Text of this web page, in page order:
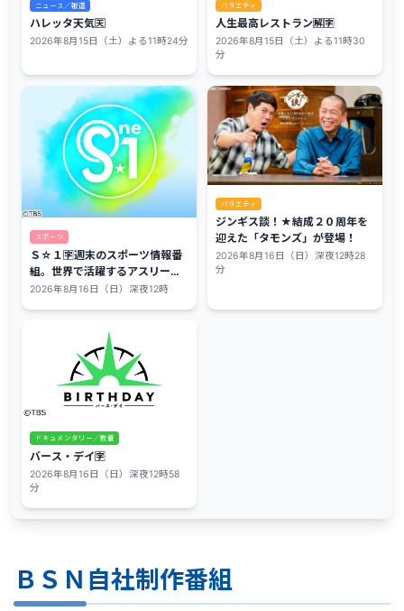
ニュース／報道
ハレッタ天気🈗
2026年8月15日（土）よる11時24分
バラエティ
人生最高レストラン🈖🈑
2026年8月15日（土）よる11時30
分
スポーツ
Ｓ☆１🈑週末のスポーツ情報番
組。世界で活躍するアスリート
を熱く厚くお届けします！
2026年8月16日（日）深夜12時
バラエティ
ジンギス談！★結成２０周年を
迎えた「タモンズ」が登場！
2026年8月16日（日）深夜12時28
分
ドキュメンタリー／教養
バース・デイ🈑
2026年8月16日（日）深夜12時58
分
ＢＳＮ自社制作番組